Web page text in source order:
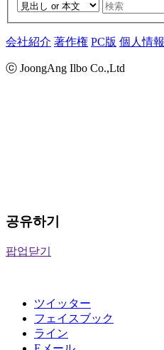
会社紹介 著作権 PC版 個人情報
ⓒ JoongAng Ilbo Co.,Ltd
공유하기
팝업닫기
ツイッター
フェイスブック
ライン